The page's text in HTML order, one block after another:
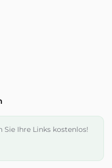
Sie Ihre Links kostenlos!